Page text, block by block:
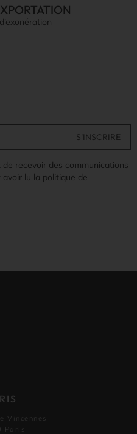
recevoir des communications
lu la politique de
Vincennes
Paris